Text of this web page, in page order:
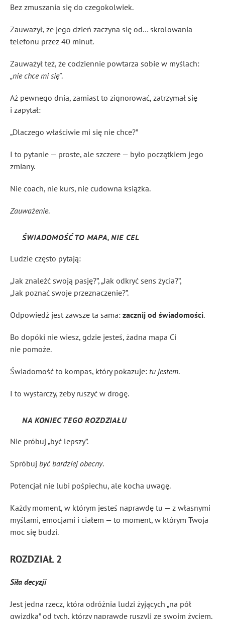
Bez zmuszania się do czegokolwiek.
Zauważył, że jego dzień zaczyna się od… skrolowania
telefonu przez 40 minut.
Zauważył też, że codziennie powtarza sobie w myślach:
„nie chce mi się”.
Aż pewnego dnia, zamiast to zignorować, zatrzymał się
i zapytał:
„Dlaczego właściwie mi się nie chce?”
I to pytanie — proste, ale szczere — było początkiem jego
zmiany.
Nie coach, nie kurs, nie cudowna książka.
Zauważenie.
ŚWIADOMOŚĆ TO MAPA, NIE CEL
Ludzie często pytają:
„Jak znaleźć swoją pasję?”, „Jak odkryć sens życia?”,
„Jak poznać swoje przeznaczenie?”.
Odpowiedź jest zawsze ta sama: zacznij od świadomości.
Bo dopóki nie wiesz, gdzie jesteś, żadna mapa Ci
nie pomoże.
Świadomość to kompas, który pokazuje: tu jestem.
I to wystarczy, żeby ruszyć w drogę.
NA KONIEC TEGO ROZDZIAŁU
Nie próbuj „być lepszy”.
Spróbuj być bardziej obecny.
Potencjał nie lubi pośpiechu, ale kocha uwagę.
Każdy moment, w którym jesteś naprawdę tu — z własnymi
myślami, emocjami i ciałem — to moment, w którym Twoja
moc się budzi.
ROZDZIAŁ 2
Siła decyzji
Jest jedna rzecz, która odróżnia ludzi żyjących „na pół
gwizdka” od tych, którzy naprawdę ruszyli ze swoim życiem.